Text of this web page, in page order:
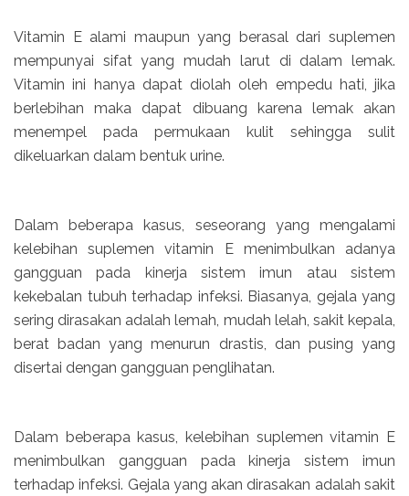
Vitamin E alami maupun yang berasal dari suplemen
mempunyai sifat yang mudah larut di dalam lemak.
Vitamin ini hanya dapat diolah oleh empedu hati, jika
berlebihan maka dapat dibuang karena lemak akan
menempel pada permukaan kulit sehingga sulit
dikeluarkan dalam bentuk urine.
Dalam beberapa kasus, seseorang yang mengalami
kelebihan suplemen vitamin E menimbulkan adanya
gangguan pada kinerja sistem imun atau sistem
kekebalan tubuh terhadap infeksi. Biasanya, gejala yang
sering dirasakan adalah lemah, mudah lelah, sakit kepala,
berat badan yang menurun drastis, dan pusing yang
disertai dengan gangguan penglihatan.
Dalam beberapa kasus, kelebihan suplemen vitamin E
menimbulkan gangguan pada kinerja sistem imun
terhadap infeksi. Gejala yang akan dirasakan adalah sakit